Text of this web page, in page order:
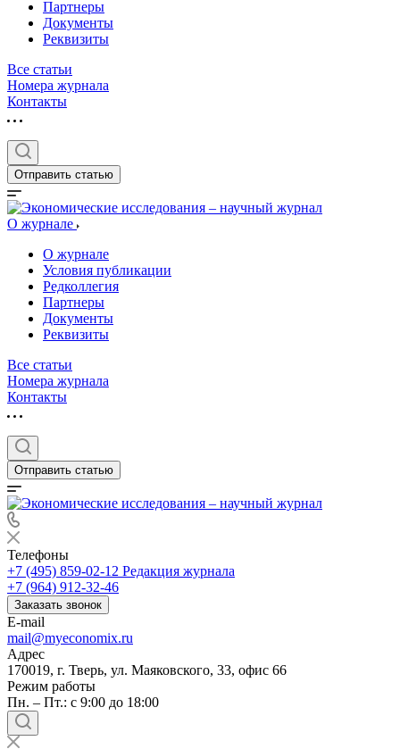
Партнеры
Документы
Реквизиты
Все статьи
Номера журнала
Контакты
Отправить статью
О журнале
О журнале
Условия публикации
Редколлегия
Партнеры
Документы
Реквизиты
Все статьи
Номера журнала
Контакты
Отправить статью
Телефоны
+7 (495) 859-02-12 Редакция журнала
+7 (964) 912-32-46
Заказать звонок
E-mail
mail@myeconomix.ru
Адрес
170019, г. Тверь, ул. Маяковского, 33, офис 66
Режим работы
Пн. – Пт.: с 9:00 до 18:00